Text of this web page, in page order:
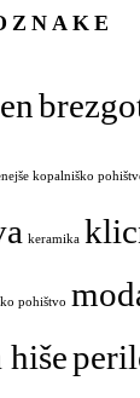
kopalniško
keramika
pohištvo